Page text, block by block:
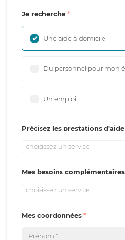
Je recherche
Une aide à domicile
Du personnel pour mon
Un emploi
Précisez les prestations
choisissez un service
Mes besoins complémentaires
choisissez un service
Mes coordonnées